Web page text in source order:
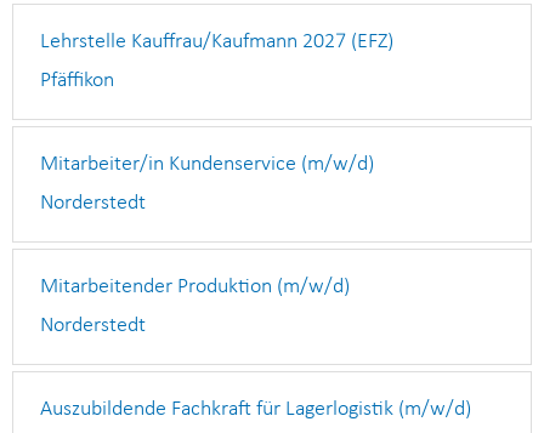
Lehrstelle Kauffrau/Kaufmann 2027 (EFZ)
Pfäffikon
Mitarbeiter/in Kundenservice (m/w/d)
Norderstedt
Mitarbeitender Produktion (m/w/d)
Norderstedt
Auszubildende Fachkraft für Lagerlogistik (m/w/d)